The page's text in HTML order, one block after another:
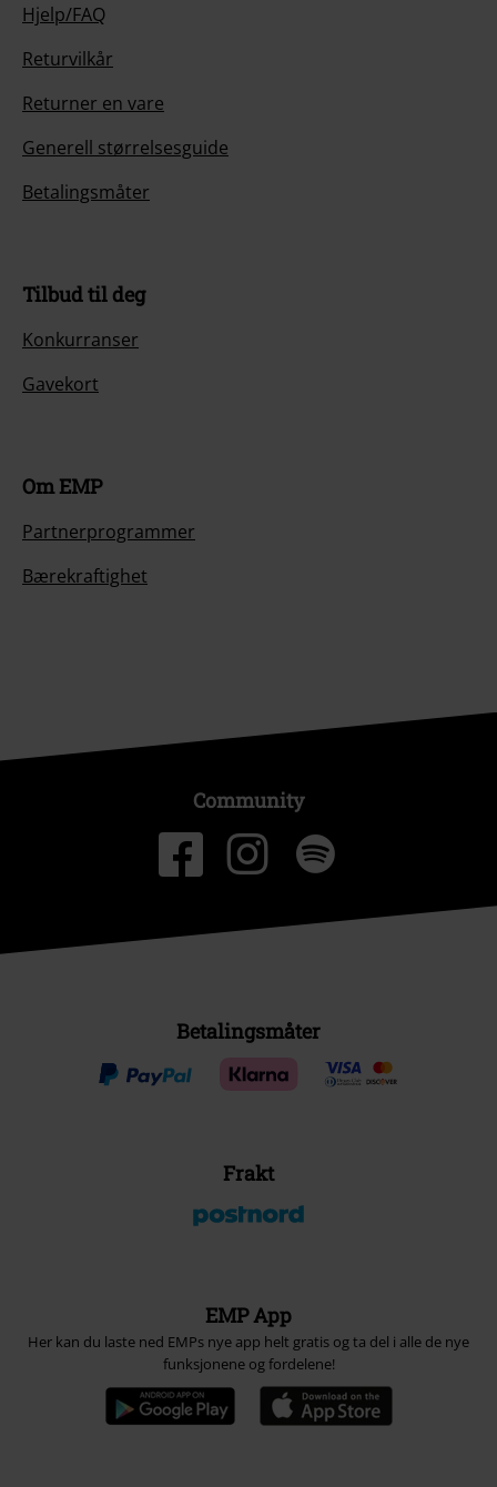
Hjelp/FAQ
Returvilkår
Returner en vare
Generell størrelsesguide
Betalingsmåter
Tilbud til deg
Konkurranser
Gavekort
Om EMP
Partnerprogrammer
Bærekraftighet
Community
Betalingsmåter
Frakt
EMP App
Her kan du laste ned EMPs nye app helt gratis og ta del i alle de nye
funksjonene og fordelene!